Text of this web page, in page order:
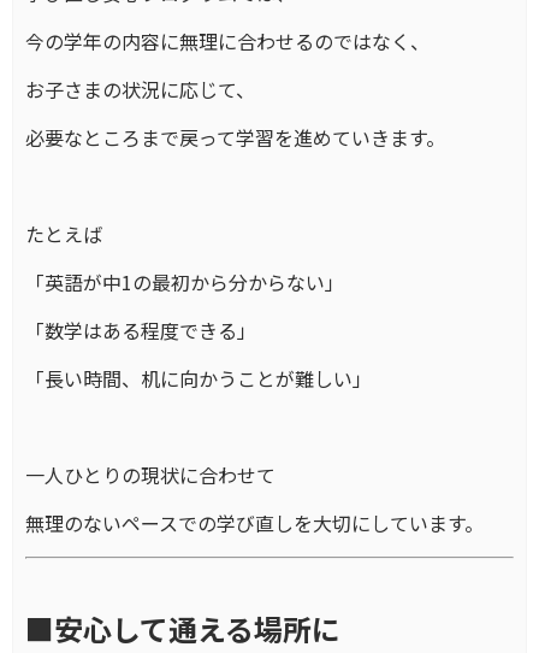
今の学年の内容に無理に合わせるのではなく、
お子さまの状況に応じて、
必要なところまで戻って学習を進めていきます。
たとえば
「英語が中1の最初から分からない」
「数学はある程度できる」
「長い時間、机に向かうことが難しい」
一人ひとりの現状に合わせて
無理のないペースでの学び直しを大切にしています。
■安心して通える場所に